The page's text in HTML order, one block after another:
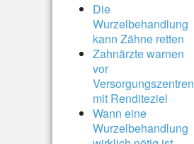
Die
Wurzelbehandlung
kann Zähne retten
Zahnärzte warnen
vor
Versorgungszentren
mit Renditeziel
Wann eine
Wurzelbehandlung